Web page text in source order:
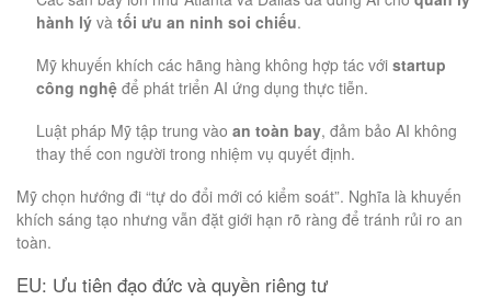
hành lý vàtối ưu an ninh soi chiếu.
Mỹ khuyến khích các hãng hàng không hợp tác vớistartup
công nghệ để phát triển AI ứng dụng thực tiễn.
Luật pháp Mỹ tập trung vàoan toàn bay, đảm bảo AI không
thay thế con người trong nhiệm vụ quyết định.
Mỹ chọn hướng đi “tự do đổi mới có kiểm soát”. Nghĩa là khuyến
khích sáng tạo nhưng vẫn đặt giới hạn rõ ràng để tránh rủi ro an
toàn.
EU: Ưu tiên đạo đức và quyền riêng tư